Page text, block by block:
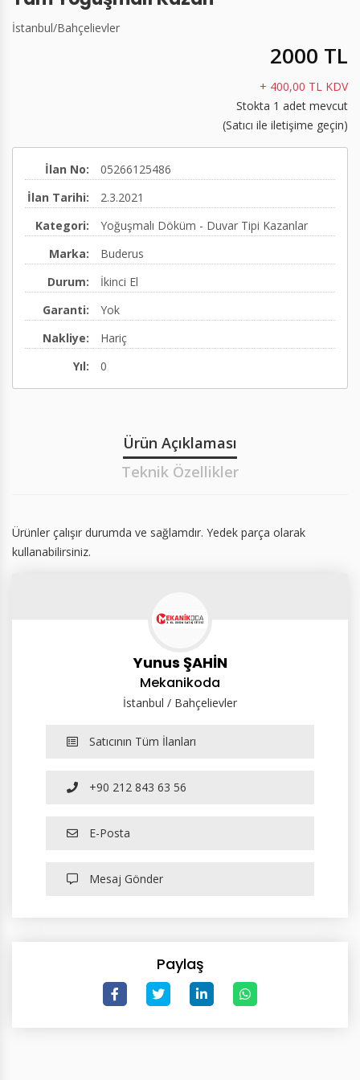
Hermetik Dirsek 90
Diğer
Elektrikli Su Isıtıcılar
Pre-action Vana İstasyonu
İstanbul/Bahçelievler
2000 TL
+ 400,00 TL KDV
Stokta 1 adet mevcut
(Satıcı ile iletişime geçin)
İlan No:
05266125486
İlan Tarihi:
2.3.2021
Kategori:
Yoğuşmalı Döküm - Duvar Tipi Kazanlar
Marka:
Buderus
Durum:
İkinci El
Garanti:
Yok
Nakliye:
Hariç
Yıl:
0
Ürün Açıklaması
Teknik Özellikler
Ürünler çalışır durumda ve sağlamdır. Yedek parça olarak
kullanabilirsiniz.
Yunus ŞAHİN
Mekanikoda
İstanbul / Bahçelievler
Satıcının Tüm İlanları
+90 212 843 63 56
E-Posta
Mesaj Gönder
Paylaş